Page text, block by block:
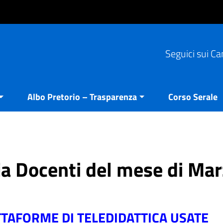
Seguici sui
Albo Pretorio – Trasparenza Corso Serale
Docenti del mese di
DI TELEDIDATTICA USATE